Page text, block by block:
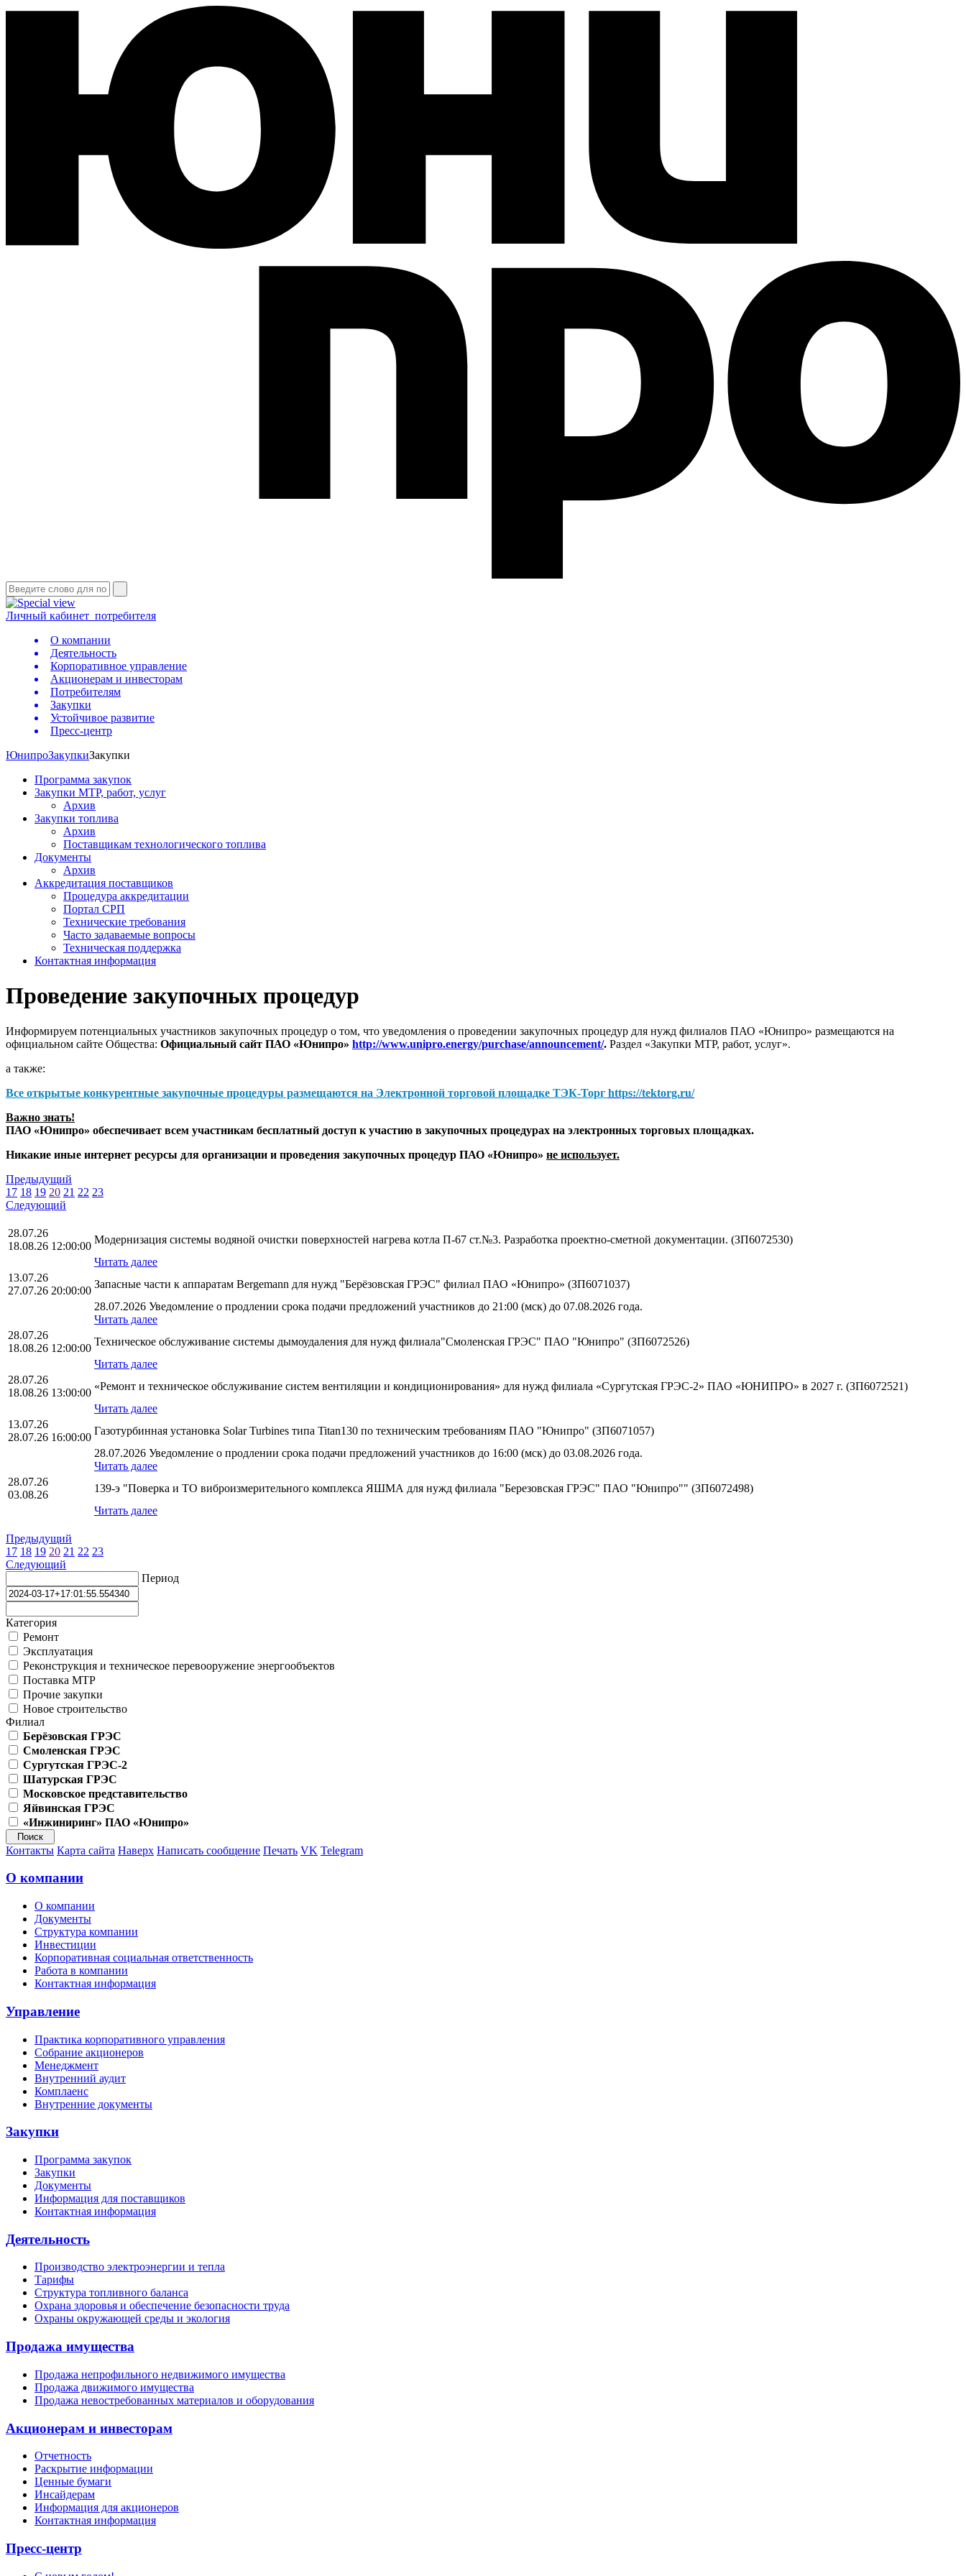
Личный кабинет потребителя
О компании
Деятельность
Корпоративное управление
Акционерам и инвесторам
Потребителям
Закупки
Устойчивое развитие
Пресс-центр
ЮнипроЗакупкиЗакупки
Программа закупок
Закупки МТР, работ, услуг
Архив
Закупки топлива
Архив
Поставщикам технологического топлива
Документы
Архив
Аккредитация поставщиков
Процедура аккредитации
Портал СРП
Технические требования
Часто задаваемые вопросы
Техническая поддержка
Контактная информация
Проведение закупочных процедур
Информируем потенциальных участников закупочных процедур о том, что уведомления о проведении закупочных процедур для нужд филиалов ПАО «Юнипро» размещаются на
официальном сайте Общества: Официальный сайт ПАО «Юнипро» http://www.unipro.energy/purchase/announcement/. Раздел «Закупки МТР, работ, услуг».
а также:
Все открытые конкурентные закупочные процедуры размещаются на Электронной торговой площадке ТЭК-Торг https://tektorg.ru/
Важно знать!
ПАО «Юнипро» обеспечивает всем участникам бесплатный доступ к участию в закупочных процедурах на электронных торговых площадках.
Никакие иные интернет ресурсы для организации и проведения закупочных процедур ПАО «Юнипро» не использует.
Предыдущий
17 18 19 20 21 22 23
Следующий
28.07.26
18.08.26 12:00:00
Модернизация системы водяной очистки поверхностей нагрева котла П-67 ст.№3. Разработка проектно-сметной документации. (ЗП6072530)
Читать далее
13.07.26
27.07.26 20:00:00
Запасные части к аппаратам Bergemann для нужд "Берёзовская ГРЭС" филиал ПАО «Юнипро» (ЗП6071037)
28.07.2026 Уведомление о продлении срока подачи предложений участников до 21:00 (мск) до 07.08.2026 года.
Читать далее
28.07.26
18.08.26 12:00:00
Техническое обслуживание системы дымоудаления для нужд филиала"Смоленская ГРЭС" ПАО "Юнипро" (ЗП6072526)
Читать далее
28.07.26
18.08.26 13:00:00
«Ремонт и техническое обслуживание систем вентиляции и кондиционирования» для нужд филиала «Сургутская ГРЭС-2» ПАО «ЮНИПРО» в 2027 г. (ЗП6072521)
Читать далее
13.07.26
28.07.26 16:00:00
Газотурбинная установка Solar Turbines типа Titan130 по техническим требованиям ПАО "Юнипро" (ЗП6071057)
28.07.2026 Уведомление о продлении срока подачи предложений участников до 16:00 (мск) до 03.08.2026 года.
Читать далее
28.07.26
03.08.26
139-э "Поверка и ТО виброизмерительного комплекса ЯШМА для нужд филиала "Березовская ГРЭС" ПАО "Юнипро"" (ЗП6072498)
Читать далее
Предыдущий
17 18 19 20 21 22 23
Следующий
Период
Категория
Ремонт
Эксплуатация
Реконструкция и техническое перевооружение энергообъектов
Поставка МТР
Прочие закупки
Новое строительство
Филиал
Берёзовская ГРЭС
Смоленская ГРЭС
Сургутская ГРЭС-2
Шатурская ГРЭС
Московское представительство
Яйвинская ГРЭС
«Инжиниринг» ПАО «Юнипро»
Контакты Карта сайта Наверх Написать сообщение Печать VK Telegram
О компании
О компании
Документы
Структура компании
Инвестиции
Корпоративная социальная ответственность
Работа в компании
Контактная информация
Управление
Практика корпоративного управления
Собрание акционеров
Менеджмент
Внутренний аудит
Комплаенс
Внутренние документы
Закупки
Программа закупок
Закупки
Документы
Информация для поставщиков
Контактная информация
Деятельность
Производство электроэнергии и тепла
Тарифы
Структура топливного баланса
Охрана здоровья и обеспечение безопасности труда
Охраны окружающей среды и экология
Продажа имущества
Продажа непрофильного недвижимого имущества
Продажа движимого имущества
Продажа невостребованных материалов и оборудования
Акционерам и инвесторам
Отчетность
Раскрытие информации
Ценные бумаги
Инсайдерам
Информация для акционеров
Контактная информация
Пресс-центр